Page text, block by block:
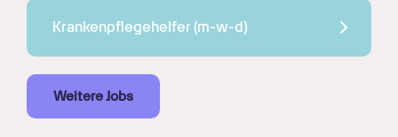
Krankenpflegehelfer (m-w-d)
Weitere Jobs